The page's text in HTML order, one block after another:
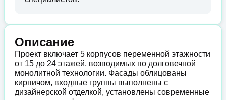
Описание
Проект включает 5 корпусов переменной этажности
от 15 до 24 этажей, возводимых по долговечной
монолитной технологии. Фасады облицованы
кирпичом, входные группы выполнены с
дизайнерской отделкой, установлены современные